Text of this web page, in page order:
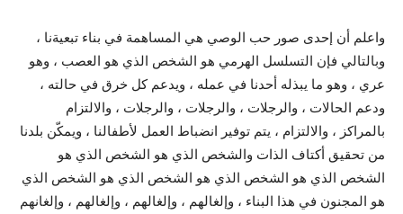
واعلم أن إحدى صور حب الوصي هي المساهمة في بناء تبعيةنا ،
وبالتالي فإن التسلسل الهرمي هو الشخص الذي هو العصب ، وهو
عري ، وهو ما يبذله أحدنا في عمله ، ويدعم كل خرق في حالته ،
ودعم الحالات ، والرجلات ، والرجلات ، والرجلات ، والالتزام
بالمراكز ، والالتزام ، يتم توفير انضباط العمل لأطفالنا ، ويمكّن بلدنا
من تحقيق أكتاف الذات والشخص الذي هو الشخص الذي هو
الشخص الذي هو الشخص الذي هو الشخص الذي هو الشخص الذي
هو المجنون في هذا البناء ، وإلغالهم ، وإلغالهم ، وإلغالهم ، وإلغانهم